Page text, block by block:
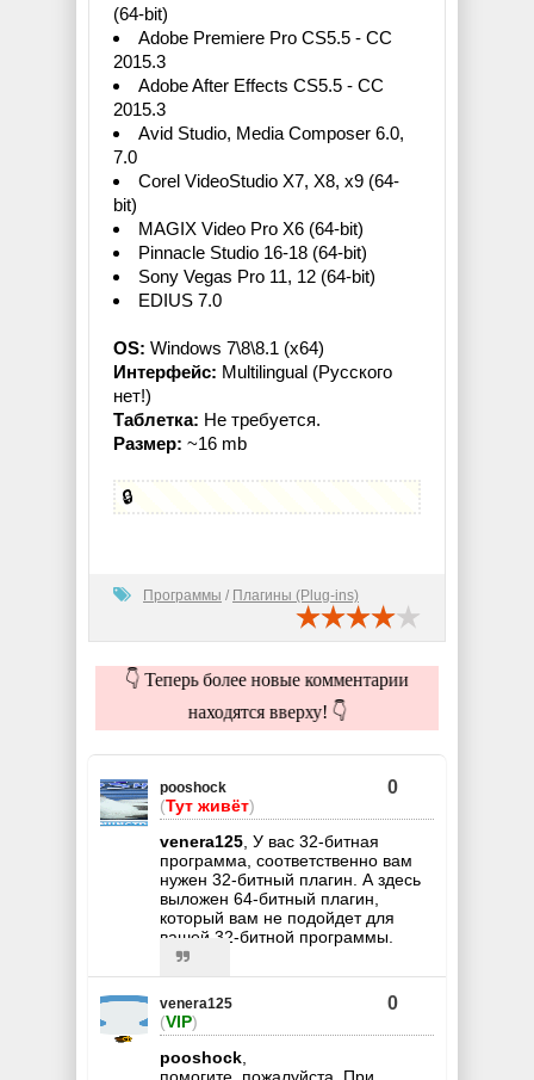
(64-bit)
Adobe Premiere Pro CS5.5 - CC
2015.3
Adobe After Effects CS5.5 - CC
2015.3
Avid Studio, Media Composer 6.0,
7.0
Corel VideoStudio X7, X8, x9 (64-
bit)
MAGIX Video Pro X6 (64-bit)
Pinnacle Studio 16-18 (64-bit)
Sony Vegas Pro 11, 12 (64-bit)
EDIUS 7.0
OS: Windows 7\8\8.1 (x64)
Интерфейс: Multilingual (Русского
нет!)
Таблетка: Не требуется.
Размер: ~16 mb
🔒
Программы / Плагины (Plug-ins)
👇 Теперь более новые комментарии
находятся вверху! 👇
pooshock
(Тут живёт)
0
venera125, У вас 32-битная
программа, соответственно вам
нужен 32-битный плагин. А здесь
выложен 64-битный плагин,
который вам не подойдет для
вашей 32-битной программы.
venera125
(VIP)
0
pooshock,